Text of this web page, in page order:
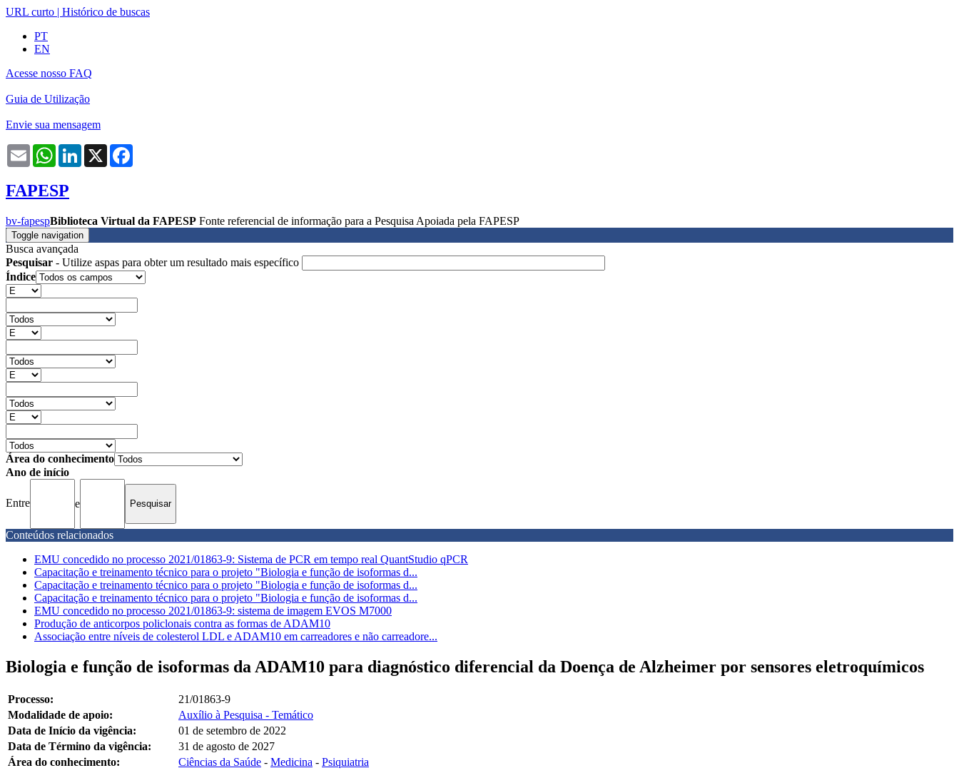
URL curto | Histórico de buscas
PT
EN
Acesse nosso FAQ
Guia de Utilização
Envie sua mensagem
Email WhatsAppLinkedIn
X
FAPESP
bv-fapespBiblioteca Virtual da FAPESP Fonte referencial de informação para a Pesquisa Apoiada pela FAPESP
Toggle navigation
Busca avançada
Pesquisar - Utilize aspas para obter um resultado mais específico
Índice
Área do conhecimento
Ano de início
Entre e
Conteúdos relacionados
EMU concedido no processo 2021/01863-9: Sistema de PCR em tempo real QuantStudio qPCR
Capacitação e treinamento técnico para o projeto "Biologia e função de isoformas d...
Capacitação e treinamento técnico para o projeto "Biologia e função de isoformas d...
Capacitação e treinamento técnico para o projeto "Biologia e função de isoformas d...
EMU concedido no processo 2021/01863-9: sistema de imagem EVOS M7000
Produção de anticorpos policlonais contra as formas de ADAM10
Associação entre níveis de colesterol LDL e ADAM10 em carreadores e não carreadore...
Biologia e função de isoformas da ADAM10 para diagnóstico diferencial da Doença de Alzheimer por sensores eletroquímicos
Processo:
21/01863-9
Modalidade de apoio:
Auxílio à Pesquisa - Temático
Data de Início da vigência:
01 de setembro de 2022
Data de Término da vigência:
31 de agosto de 2027
Área do conhecimento:
Ciências da Saúde - Medicina - Psiquiatria